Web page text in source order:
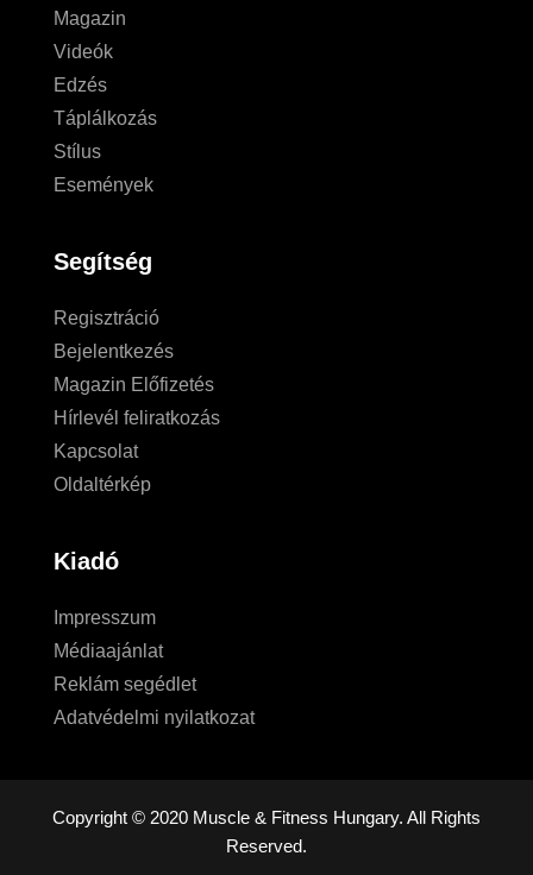
Magazin
Videók
Edzés
Táplálkozás
Stílus
Események
Segítség
Regisztráció
Bejelentkezés
Magazin Előfizetés
Hírlevél feliratkozás
Kapcsolat
Oldaltérkép
Kiadó
Impresszum
Médiaajánlat
Reklám segédlet
Adatvédelmi nyilatkozat
Copyright © 2020 Muscle & Fitness Hungary. All Rights
Reserved.